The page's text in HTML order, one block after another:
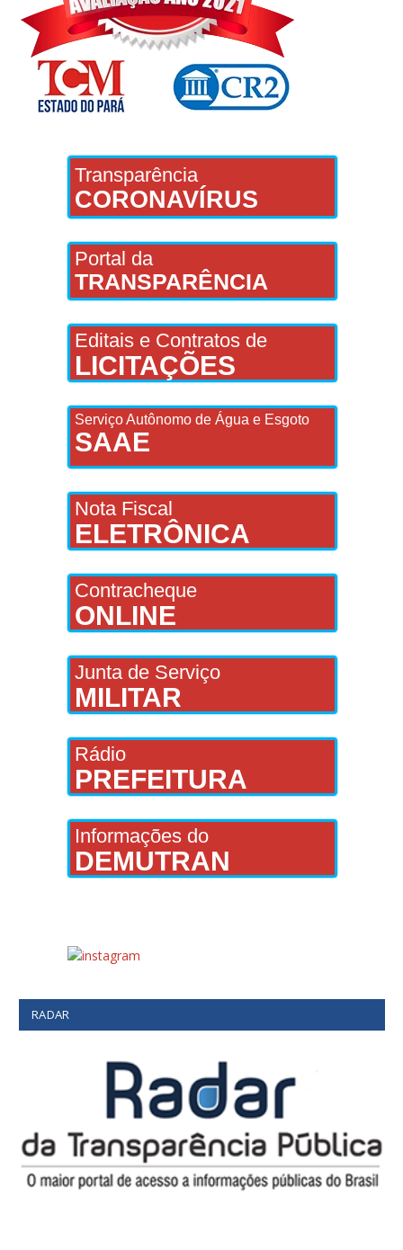
Transparência
CORONAVÍRUS
Portal da
TRANSPARÊNCIA
Editais e Contratos de
LICITAÇÕES
Serviço Autônomo de Água e Esgoto
SAAE
Nota Fiscal
ELETRÔNICA
Contracheque
ONLINE
Junta de Serviço
MILITAR
Rádio
PREFEITURA
Informações do
DEMUTRAN
RADAR